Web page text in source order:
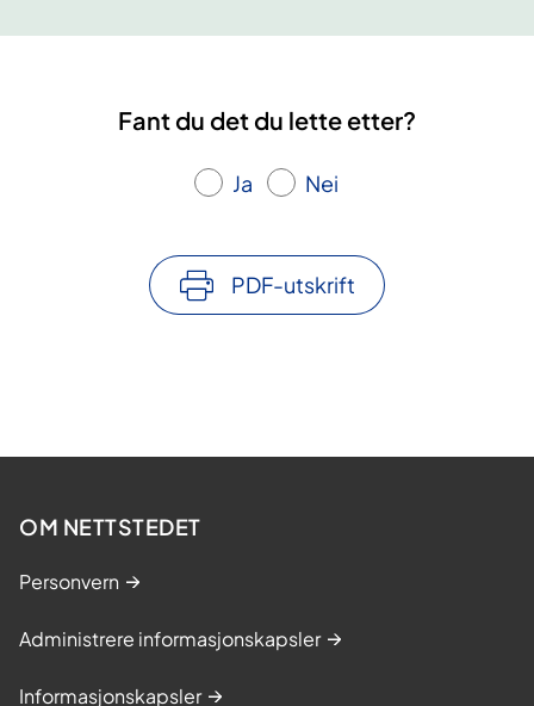
Fant du det du lette etter?
Ja Nei
PDF-utskrift
OM NETTSTEDET
Personvern
Administrere informasjonskapsler
Informasjonskapsler